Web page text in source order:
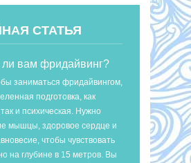
СТАТЬЯ
ли вам фридайвинг?
заниматься фридайвингом,
подготовка, как
и психическая. Нужно
мышцы, здоровое сердце и
чтобы чувствовать
на глубине в 15 метров. Вы